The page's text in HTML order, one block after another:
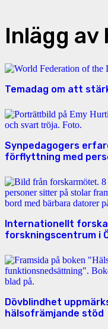
Inlägg av
Temadag om att
Synpedagogers
förflyttning med
Internationellt
forskningscentrum i
Dövblindhet
hälsofrämjande stöd